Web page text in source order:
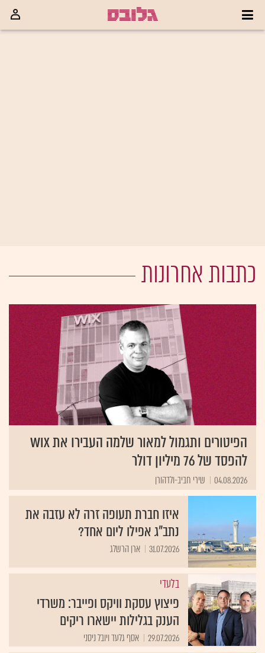
כתבות אחרונות
הפיטורים ותגמול למאור שלמה העבירו את Wix
להפסד של 76 מיליון דולר
04.08.2026 שירי חביב-ולדהורן
איזו חברת תעופה זרה לא עזבה את
נתב"ג אפילו ליום אחד?
31.07.2026 ארן הרשלג
בלעדי
פיצוץ עסקת וויקס ופייבר: משרדי
הענק בגלילות יישארו ריקים
29.07.2026 אסף גלעד ויובל ניסני